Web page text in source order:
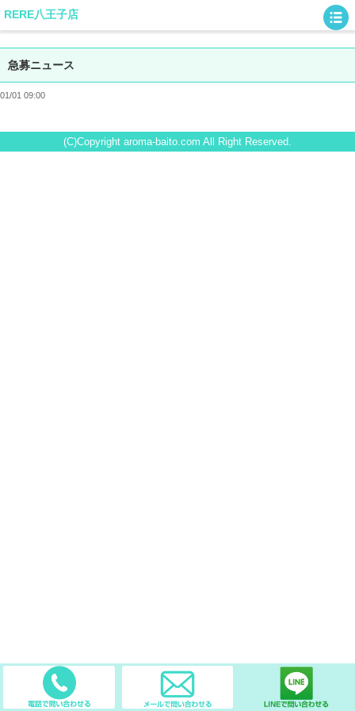
RERE八王子店
急募ニュース
01/01 09:00
(C)Copyright aroma-baito.com All Right Reserved.